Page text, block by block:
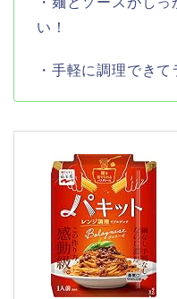
い！
・手軽に調理できて